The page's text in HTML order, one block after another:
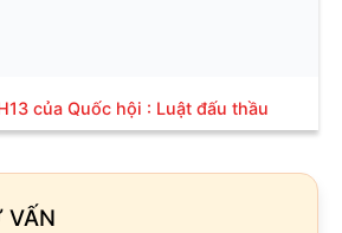
của Quốc hội : Luật đấu thầu
VẤN